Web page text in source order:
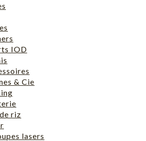
IOD
& Cie
riz
lasers